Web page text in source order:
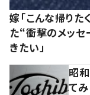
嫁「こんな帰りた
た“衝撃のメッセ
きたい」
昭
て